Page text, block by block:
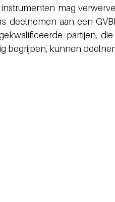
mag
deelnemen aan een
partijen,
begrijpen, kunnen